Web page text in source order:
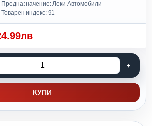
Предназначение: Леки Автомобили
Товарен индекс: 91
КУПИ